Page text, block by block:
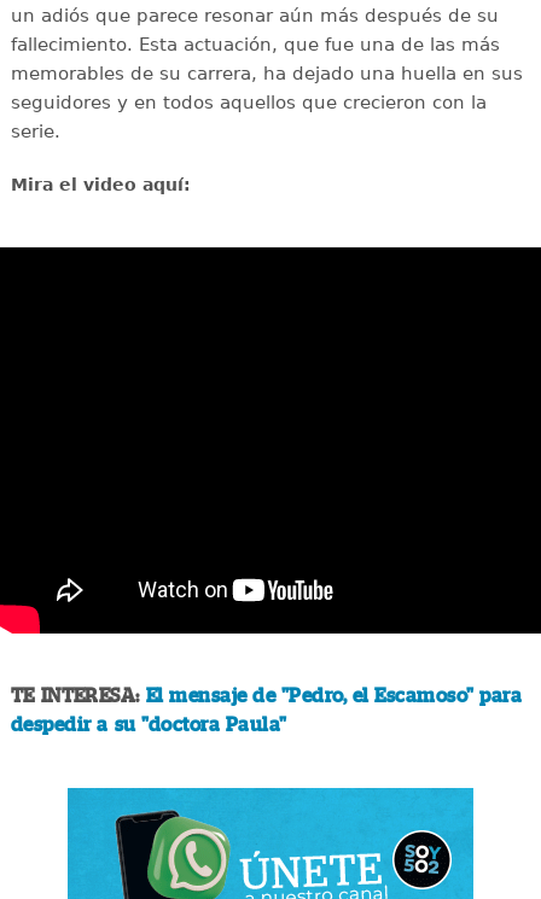
un adiós que parece resonar aún más después de su
fallecimiento. Esta actuación, que fue una de las más
memorables de su carrera, ha dejado una huella en sus
seguidores y en todos aquellos que crecieron con la
serie.
Mira el video aquí:
TE INTERESA: El mensaje de "Pedro, el Escamoso" para
despedir a su "doctora Paula"